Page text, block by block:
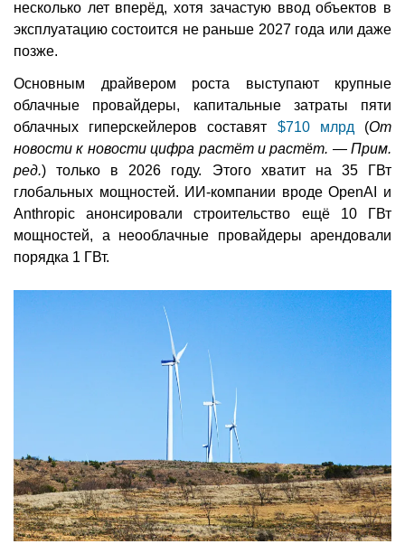
несколько лет вперёд, хотя зачастую ввод объектов в
эксплуатацию состоится не раньше 2027 года или даже
позже.
Основным драйвером роста выступают крупные
облачные провайдеры, капитальные затраты пяти
облачных гиперскейлеров составят $710 млрд (От
новости к новости цифра растёт и растёт. — Прим.
ред.) только в 2026 году. Этого хватит на 35 ГВт
глобальных мощностей. ИИ-компании вроде OpenAI и
Anthropic анонсировали строительство ещё 10 ГВт
мощностей, а неооблачные провайдеры арендовали
порядка 1 ГВт.